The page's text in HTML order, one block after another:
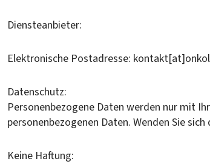
Diensteanbieter:
Elektronische Postadresse:
Datenschutz:
Personenbezogene Daten werden nur mit
personenbezogenen Daten. Wenden Sie
Keine Haftung: